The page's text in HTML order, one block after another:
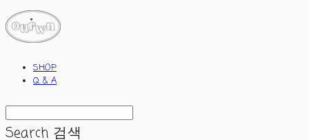
SHOP
Q & A
Search 검색